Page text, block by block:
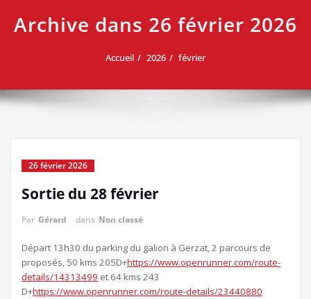
Archive dans 26 février 2026
Accueil 2026 février
26 février 2026
Sortie du 28 février
Par Gérard dans Non classé
Départ 13h30 du parking du galion à Gerzat, 2 parcours de
proposés, 50 kms 205D+https://www.openrunner.com/route-
details/14313499 et 64 kms 243
D+https://www.openrunner.com/route-details/23440880